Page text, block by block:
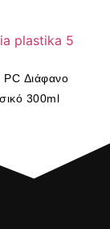
PC Διάφανο
300ml